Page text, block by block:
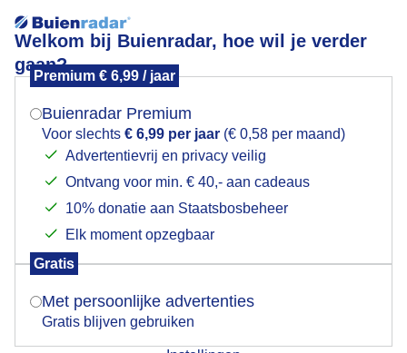
Welkom bij Buienradar, hoe wil je verder
gaan?
Premium € 6,99 / jaar
Buienradar Premium
Voor slechts € 6,99 per jaar (€ 0,58 per maand)
Advertentievrij en privacy veilig
Ontvang voor min. € 40,- aan cadeaus
10% donatie aan Staatsbosbeheer
Elk moment opzegbaar
Gratis
Met persoonlijke advertenties
Gratis blijven gebruiken
Veel zon hoge sluierwolken rodeklaprozen
Mogen we je locatie gebruiken voor het
Indien je hier nog geen akkoord op hebt gegeven,
verschijnt er zo een pop-up uit je browser waarin
Is goed, toon de popup